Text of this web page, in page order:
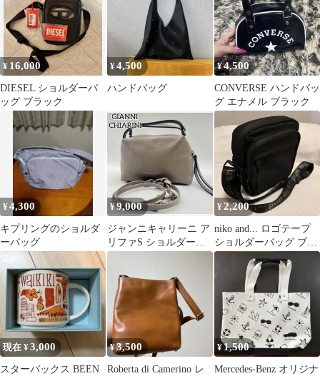
¥ 16,000
DIESEL ショルダーバ
ッグ ブラック
¥4,500
ハンドバッグ
¥4,500
CONVERSE ハンドバッ
グ エナメル ブラック
¥4,300
キプリングのショルダ
ーバッグ
¥9,000
ジャンニキャリーニ ア
リファS ショルダーバ
ッグ 2way グレージュ
¥2,200
niko and... ロゴテープ
ショルダーバッグ ブラ
ック
現在 ¥3,000
スターバックス BEEN
¥3,500
Roberta di Camerino レ
¥1,500
Mercedes-Benz オリジナ